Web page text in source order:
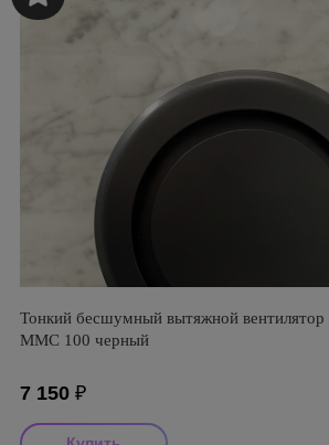
Тонкий бесшумный вытяжной вентилятор
ММC 100 черный
7 150 ₽